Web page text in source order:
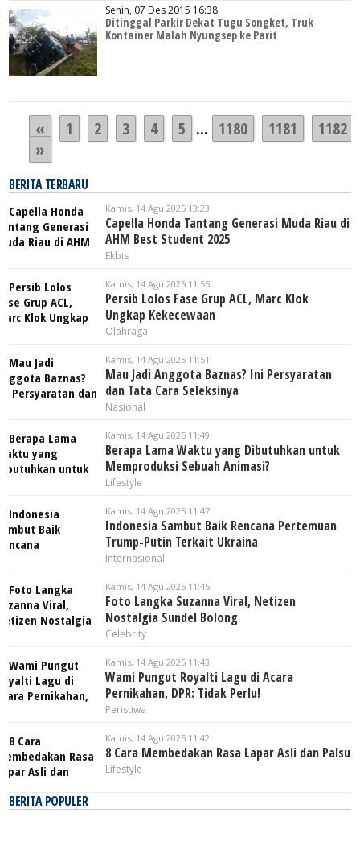
Senin, 07 Des 2015 16:38
Ditinggal Parkir Dekat Tugu Songket, Truk
Kontainer Malah Nyungsep ke Parit
« 1 2 3 4 5 ... 1180 1181
1182
»
BERITA TERBARU
Kamis, 14 Agu 2025 13:23
Capella Honda Tantang Generasi Muda Riau di
AHM Best Student 2025
Ekbis
Kamis, 14 Agu 2025 11:55
Persib Lolos Fase Grup ACL, Marc Klok
Ungkap Kekecewaan
Olahraga
Kamis, 14 Agu 2025 11:51
Mau Jadi Anggota Baznas? Ini Persyaratan
dan Tata Cara Seleksinya
Nasional
Kamis, 14 Agu 2025 11:49
Berapa Lama Waktu yang Dibutuhkan untuk
Memproduksi Sebuah Animasi?
Lifestyle
Kamis, 14 Agu 2025 11:47
Indonesia Sambut Baik Rencana Pertemuan
Trump-Putin Terkait Ukraina
Internasional
Kamis, 14 Agu 2025 11:45
Foto Langka Suzanna Viral, Netizen
Nostalgia Sundel Bolong
Celebrity
Kamis, 14 Agu 2025 11:43
Wami Pungut Royalti Lagu di Acara
Pernikahan, DPR: Tidak Perlu!
Peristiwa
Kamis, 14 Agu 2025 11:42
8 Cara Membedakan Rasa Lapar Asli dan Palsu
Lifestyle
BERITA POPULER